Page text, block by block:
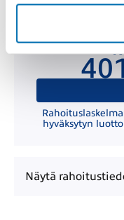
hyväksytyn
Näytä